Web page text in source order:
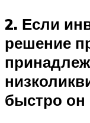
2. Если
решение
быстро он